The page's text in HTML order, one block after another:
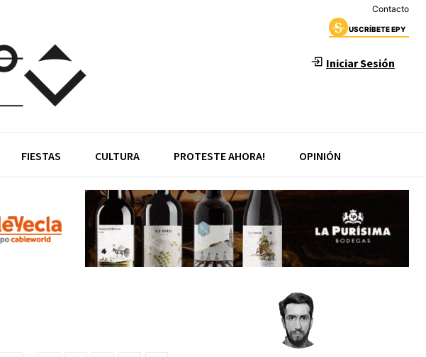
Contacto
USCRÍBETE EPY
Iniciar Sesión
FIESTAS CULTURA PROTESTE AHORA! OPINIÓN